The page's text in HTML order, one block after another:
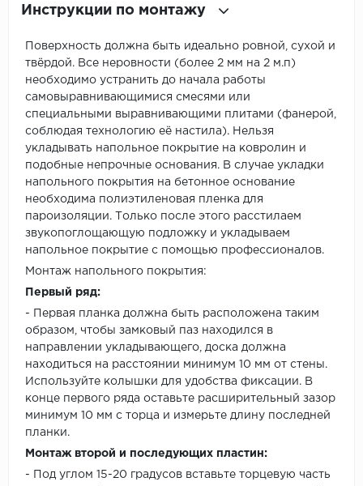
Инструкции по монтажу
Поверхность должна быть идеально ровной, сухой и
твёрдой. Все неровности (более 2 мм на 2 м.п)
необходимо устранить до начала работы
самовыравнивающимися смесями или
специальными выравнивающими плитами (фанерой,
соблюдая технологию её настила). Нельзя
укладывать напольное покрытие на ковролин и
подобные непрочные основания. В случае укладки
напольного покрытия на бетонное основание
необходима полиэтиленовая пленка для
пароизоляции. Только после этого расстилаем
звукопоглощающую подложку и укладываем
напольное покрытие с помощью профессионалов.
Монтаж напольного покрытия:
Первый ряд:
- Первая планка должна быть расположена таким
образом, чтобы замковый паз находился в
направлении укладывающего, доска должна
находиться на расстоянии минимум 10 мм от стены.
Используйте колышки для удобства фиксации. В
конце первого ряда оставьте расширительный зазор
минимум 10 мм с торца и измерьте длину последней
планки.
Монтаж второй и последующих пластин:
- Под углом 15-20 градусов вставьте торцевую часть